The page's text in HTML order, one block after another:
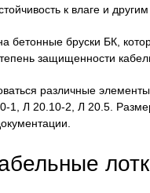
к влаге и
бетонные бруски БК,
защищенности
различные
1, Л 20.10-2, Л 20.5.